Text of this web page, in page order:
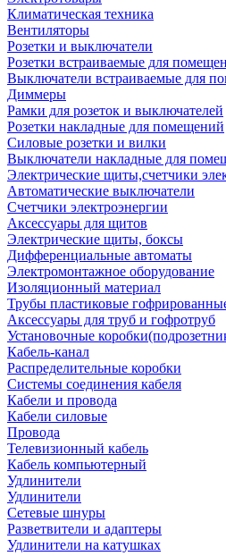
Климатическая техника
Вентиляторы
Розетки и выключатели
Розетки встраиваемые для
Выключатели встраиваемые для
Диммеры
Рамки для розеток и выключателей
Розетки накладные для помещений
Силовые розетки и вилки
Выключатели накладные для
Электрические щиты,счетчики
Автоматические выключатели
Счетчики электроэнергии
Аксессуары для щитов
Электрические щиты, боксы
Дифференциальные автоматы
Электромонтажное оборудование
Изоляционный материал
Трубы пластиковые
Аксессуары для труб и гофротруб
Установочные
Кабель-канал
Распределительные коробки
Системы соединения кабеля
Кабели и провода
Кабели силовые
Провода
Телевизионный кабель
Кабель компьютерный
Удлинители
Удлинители
Сетевые шнуры
Разветвители и адаптеры
Удлинители на катушках